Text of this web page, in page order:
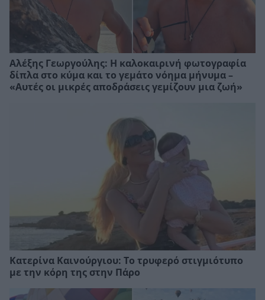
Αλέξης Γεωργούλης: Η καλοκαιρινή φωτογραφία
δίπλα στο κύμα και το γεμάτο νόημα μήνυμα –
«Αυτές οι μικρές αποδράσεις γεμίζουν μια ζωή»
Κατερίνα Καινούργιου: Το τρυφερό στιγμιότυπο
με την κόρη της στην Πάρο